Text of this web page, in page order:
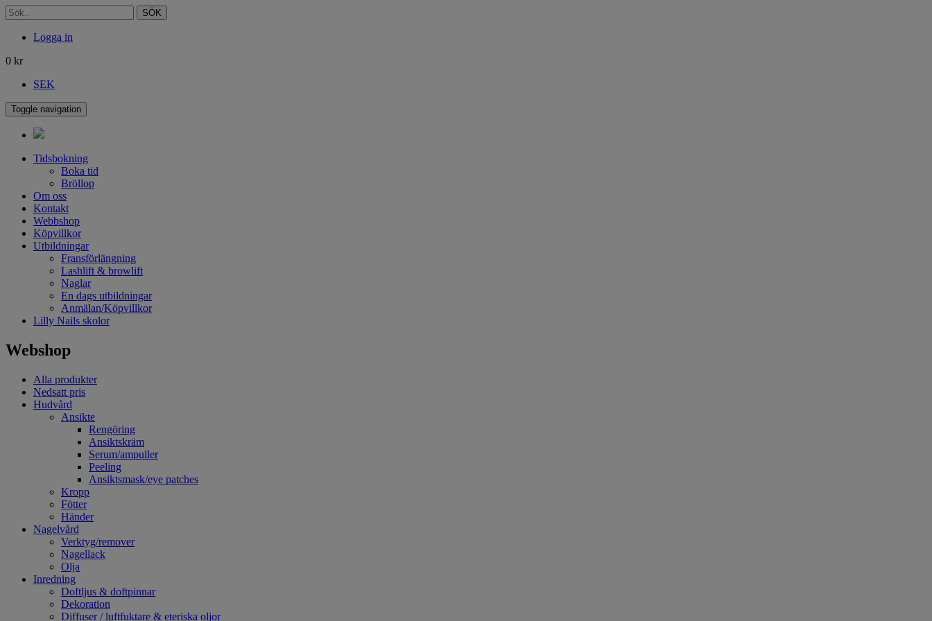
SÖK
Logga in
0 kr
SEK
Toggle navigation
Tidsbokning
Boka tid
Bröllop
Om oss
Kontakt
Webbshop
Köpvillkor
Utbildningar
Fransförlängning
Lashlift & browlift
Naglar
En dags utbildningar
Anmälan/Köpvillkor
Lilly Nails skolor
Webshop
Alla produkter
Nedsatt pris
Hudvård
Ansikte
Rengöring
Ansiktskräm
Serum/ampuller
Peeling
Ansiktsmask/eye patches
Kropp
Fötter
Händer
Nagelvård
Verktyg/remover
Nagellack
Olja
Inredning
Doftljus & doftpinnar
Dekoration
Diffuser / luftfuktare & eteriska oljor